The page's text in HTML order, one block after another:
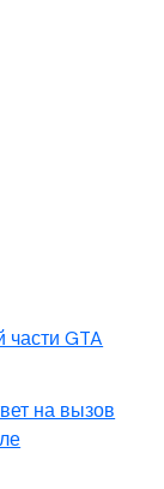
части GTA
на вызов